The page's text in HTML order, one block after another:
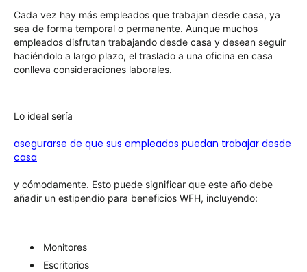
Cada vez hay más empleados que trabajan desde casa, ya
sea de forma temporal o permanente. Aunque muchos
empleados disfrutan trabajando desde casa y desean seguir
haciéndolo a largo plazo, el traslado a una oficina en casa
conlleva consideraciones laborales.
Lo ideal sería
asegurarse de que sus empleados puedan trabajar desde
casa
y cómodamente. Esto puede significar que este año debe
añadir un estipendio para beneficios WFH, incluyendo:
Monitores
Escritorios